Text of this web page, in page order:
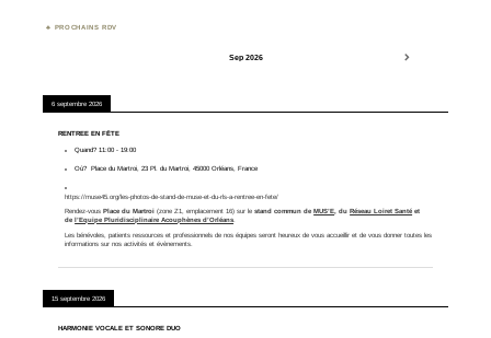
PROCHAINS RDV
Sep 2026
6 septembre 2026
RENTREE EN FÊTE
Quand?11:00 -19:00
Où?Place du Martroi, 23 Pl. du Martroi, 45000 Orléans, France
https://muse45.org/les-photos-de-stand-de-muse-et-du-rls-a-rentree-en-fete/
Rendez-vous Place du Martroi(zone Z1, emplacement 16) sur lestand commun de MUS’E, du Réseau Loiret Santé et
de
l’Equipe Pluridisciplinaire Acouphènes d’Orléans.
Les bénévoles, patients ressources et professionnels de nos équipes seront heureux de vous accueillir et de vous donner toutes les
informations sur nos activités et évènements.
15 septembre 2026
HARMONIE VOCALE ET SONORE DUO